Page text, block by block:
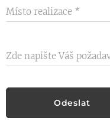
Místo realizace
Zde napište Váš
Odeslat